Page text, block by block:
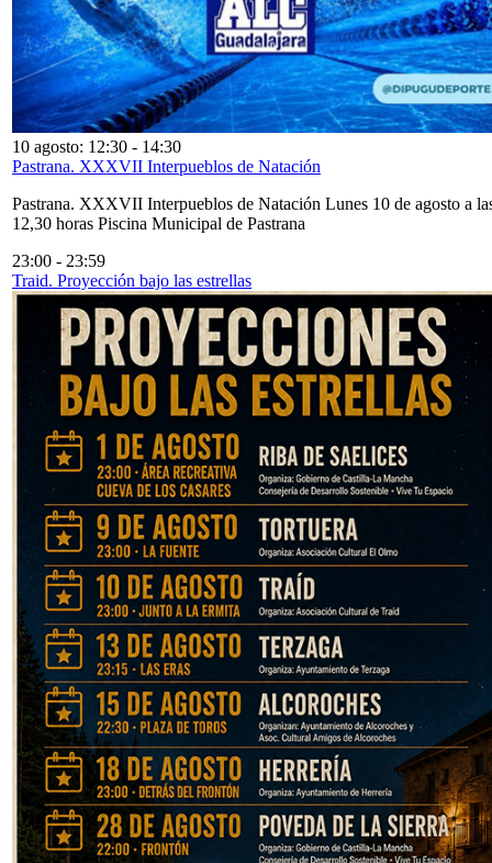
10 agosto: 12:30 - 14:30
Pastrana. XXXVII Interpueblos de Natación
Pastrana. XXXVII Interpueblos de Natación Lunes 10 de agosto a
12,30 horas Piscina Municipal de Pastrana
23:00 - 23:59
Traid. Proyección bajo las estrellas